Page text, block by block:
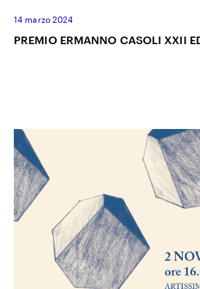
14 marzo 2024
PREMIO ERMANNO CASOLI XXII